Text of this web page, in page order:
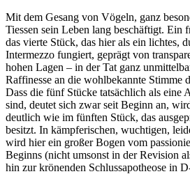
Mit dem Gesang von Vögeln, ganz
Tiessen sein Leben lang beschäftigt. Ein
das vierte Stück, das hier als ein lichtes,
Intermezzo fungiert, geprägt von
hohen Lagen – in der Tat ganz
Raffinesse an die wohlbekannte Stimme
Dass die fünf Stücke tatsächlich als eine
sind, deutet sich zwar seit Beginn an,
deutlich wie im fünften Stück, das
besitzt. In kämpferischen, wuchtigen,
wird hier ein großer Bogen vom
Beginns (nicht umsonst in der Revision
hin zur krönenden Schlussapotheose in